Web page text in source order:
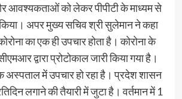
आवश्यकताओं को लेकर पीपीटी के माध्यम से
अपर मुख्य सचिव श्री सुलेमान ने कहा
का एक ही उपचार होता है। कोरोना के
द्वारा प्रोटोकाल जारी किया गया है।
में उपचार हो रहा है। प्रदेश शासन
लगाने की तैयारी में जुटा है। वर्तमान में 1